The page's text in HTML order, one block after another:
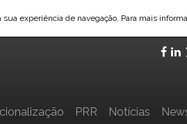
experiência de navegação. Para mais
PRR Notícias